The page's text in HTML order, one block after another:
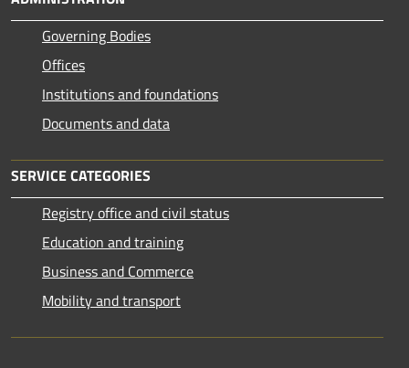
Governing Bodies
Offices
Institutions and foundations
Documents and data
SERVICE CATEGORIES
Registry office and civil status
Education and training
Business and Commerce
Mobility and transport